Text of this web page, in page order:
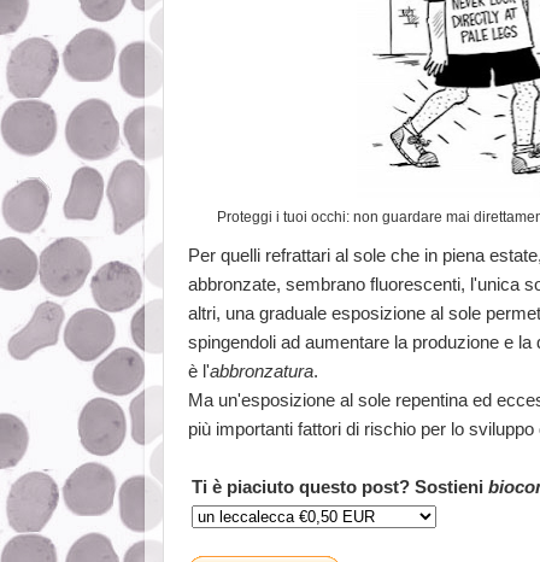
Proteggi i tuoi occhi: non guardare mai
Per quelli refrattari al sole che in piena
abbronzate, sembrano fluorescenti, l'unica
altri, una graduale esposizione al sole
spingendoli ad aumentare la produzione e
è l'abbronzatura.
Ma un'esposizione al sole repentina ed
più importanti fattori di rischio per lo
Ti è piaciuto questo post? Sostieni